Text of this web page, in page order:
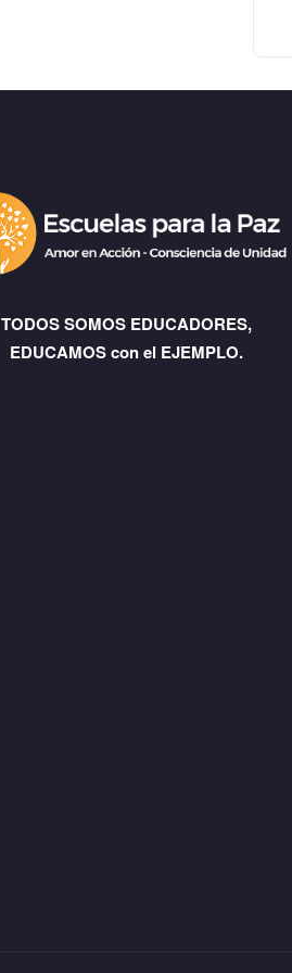
TODOS SOMOS EDUCADORES,
EDUCAMOS con el EJEMPLO.